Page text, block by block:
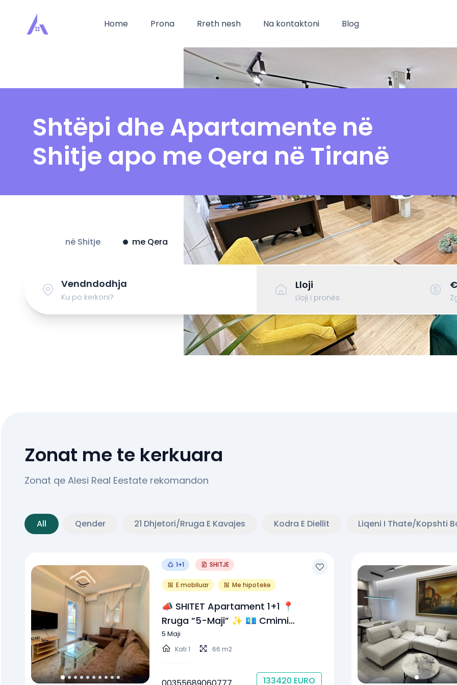
Home Prona Rreth nesh Na kontaktoni Blog
Shtëpi dhe Apartamente në
Shitje apo me Qera në Tiranë
në Shitje me Qera
Ku po kerkoni?
Lloji
Lloji i pronës
Zonat me te kerkuara
Zonat qe Alesi Real Eestate rekomandon
All Qender 21 Dhjetori/Rruga E Kavajes Kodra E Diellit Liqeni I Thate/Kopshti
1+1 SHITJE
E mobiluar Me hipoteke
📣 SHITET Apartament 1+1 📍
Rruga “5-Maji” ✨ 💶 Cmimi
133.420 Euro
5 Maji
Kati 1 66 m2
133420 EURO